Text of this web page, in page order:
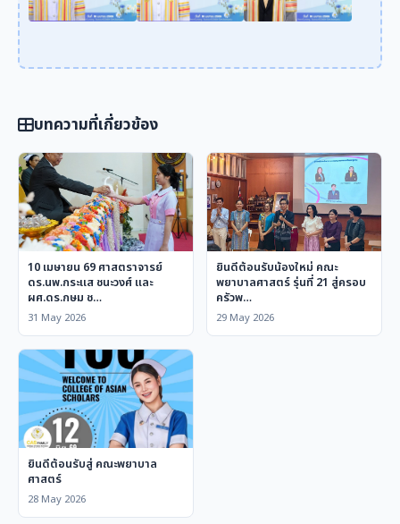
บทความที่เกี่ยวข้อง
10 เมษายน 69 ศาสตราจารย์
ดร.นพ.กระแส ชนะวงศ์ และ
ผศ.ดร.กษม ช…
31 May 2026
ยินดีต้อนรับน้องใหม่ คณะ
พยาบาลศาสตร์ รุ่นที่ 21 สู่ครอบ
ครัวพ…
29 May 2026
ยินดีต้อนรับสู่ คณะพยาบาล
ศาสตร์
28 May 2026